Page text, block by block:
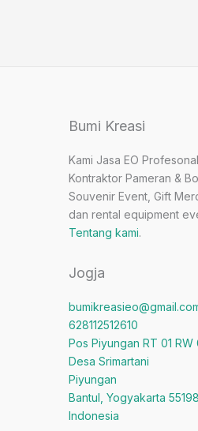
Bumi Kreasi
Kami Jasa EO Profesonal,
Kontraktor Pameran &
Souvenir Event, Gift
dan rental equipment
Tentang kami.
Jogja
628112512610
Pos Piyungan RT 01 RW
Desa Srimartani
Piyungan
Bantul Yogyakarta 55198
Indonesia